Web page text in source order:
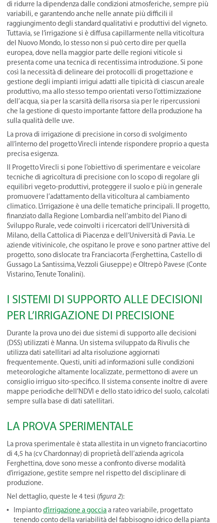
di ridurre la dipendenza dalle condizioni atmosferiche, sempre più
variabili, e garantendo anche nelle annate più difficili il
raggiungimento degli standard qualitativi e produttivi del vigneto.
Tuttavia, se l’irrigazione si è diffusa capillarmente nella viticoltura
del Nuovo Mondo, lo stesso non si può certo dire per quella
europea, dove nella maggior parte delle regioni viticole si
presenta come una tecnica di recentissima introduzione. Si pone
così la necessità di delineare dei protocolli di progettazione e
gestione degli impianti irrigui adatti alle tipicità di ciascun areale
produttivo, ma allo stesso tempo orientati verso l’ottimizzazione
dell’acqua, sia per la scarsità della risorsa sia per le ripercussioni
che la gestione di questo importante fattore della produzione ha
sulla qualità delle uve.
La prova di irrigazione di precisione in corso di svolgimento
all’interno del progetto Virecli intende rispondere proprio a questa
precisa esigenza.
Il Progetto Virecli si pone l’obiettivo di sperimentare e veicolare
tecniche di agricoltura di precisione con lo scopo di regolare gli
equilibri vegeto-produttivi, proteggere il suolo e più in generale
promuovere l’adattamento della viticoltura al cambiamento
climatico. L’irrigazione è una delle tematiche principali. Il progetto,
finanziato dalla Regione Lombardia nell’ambito del Piano di
Sviluppo Rurale, vede coinvolti i ricercatori dell’Università di
Milano, della Cattolica di Piacenza e dell’Università di Pavia. Le
aziende vitivinicole, che ospitano le prove e sono partner attive del
progetto, sono dislocate tra Franciacorta (Ferghettina, Castello di
Gussago La Santissima, Vezzoli Giuseppe) e Oltrepò Pavese (Conte
Vistarino, Tenute Tonalini).
I SISTEMI DI SUPPORTO ALLE DECISIONI
PER L’IRRIGAZIONE DI PRECISIONE
Durante la prova uno dei due sistemi di supporto alle decisioni
(DSS) utilizzati è Manna. Un sistema sviluppato da Rivulis che
utilizza dati satellitari ad alta risoluzione aggiornati
frequentemente. Questi, uniti ad informazioni sulle condizioni
meteorologiche altamente localizzate, permettono di avere un
consiglio irriguo sito-specifico. Il sistema consente inoltre di avere
mappe periodiche dell’NDVI e dello stato idrico del suolo, calcolati
sempre sulla base di dati satellitari.
LA PROVA SPERIMENTALE
La prova sperimentale è stata allestita in un vigneto franciacortino
di 4,5 ha (cv Chardonnay) di proprietà̀ dell’azienda agricola
Ferghettina, dove sono messe a confronto diverse modalità
d’irrigazione, gestite sempre nel rispetto del disciplinare di
produzione.
Nel dettaglio, queste le 4 tesi (figura 2):
Impiantod’irrigazione a gocciaa rateo variabile, progettato
tenendo conto della variabilità del fabbisogno idrico della pianta